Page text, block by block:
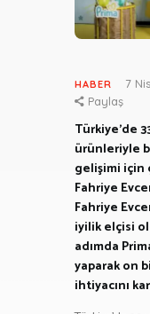
HABER 7
Paylaş
Türkiye’de
ürünleriyle
gelişimi için
Fahriye
Fahriye
iyilik elçisi
adımda
yaparak on
ihtiyacını